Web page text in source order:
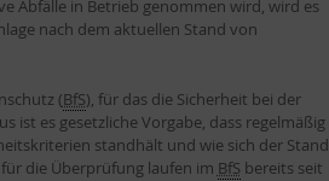
Abfälle in Betrieb genommen wird, wird es
nach dem aktuellen Stand von
(BfS), für das die Sicherheit bei der
ist es gesetzliche Vorgabe, dass regelmäßig
standhält und wie sich der Stand
die Überprüfung laufen im BfS bereits seit